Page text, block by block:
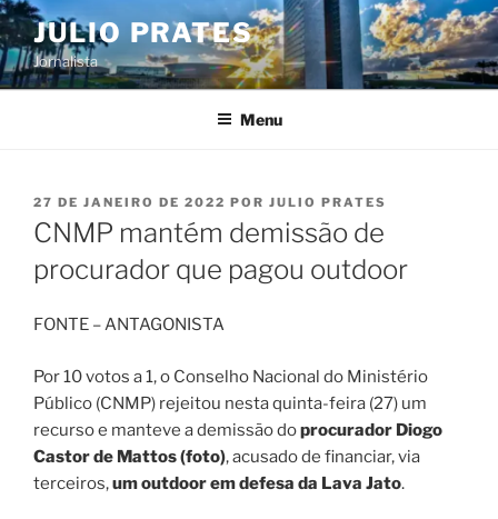
Pular
para
o
conteúdo
JULIO PRATES
Jornalista
Menu
PUBLICADO
EM
27 DE JANEIRO DE 2022 POR JULIO PRATES
CNMP mantém demissão de
procurador que pagou outdoor
FONTE – ANTAGONISTA
Por 10 votos a 1, o Conselho Nacional do Ministério
Público (CNMP) rejeitou nesta quinta-feira (27) um
recurso e manteve a demissão doprocurador Diogo
Castor de Mattos (foto), acusado de financiar, via
terceiros,um outdoor em defesa da Lava Jato.